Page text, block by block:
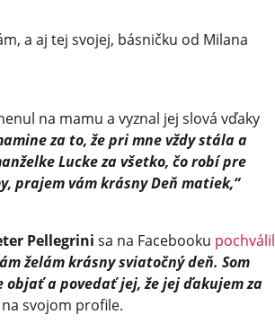
a aj tej svojej, básničku od Milana
na mamu a vyznal jej slová vďaky
za to, že pri mne vždy stála a
Lucke za všetko, čo robí pre
prajem vám krásny Deň matiek,“
Pellegrini sa na Facebooku pochválil
želám krásny sviatočný deň. Som
objať a povedať jej, že jej ďakujem za
svojom profile.